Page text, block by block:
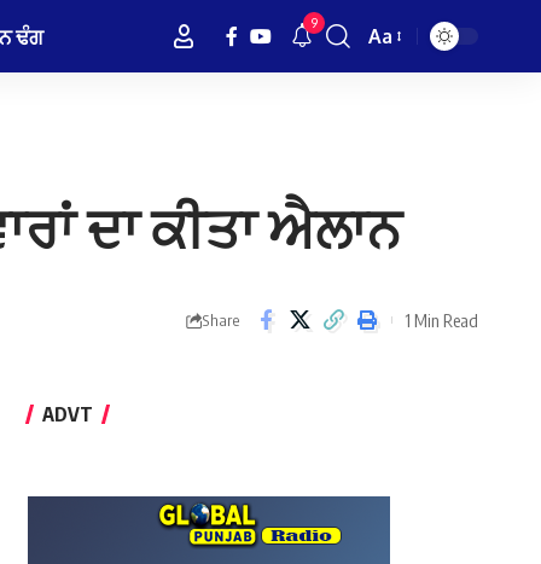
ਢੰਗ 9
Font
Aa
ਦਾ ਕੀਤਾ ਐਲਾਨ
Share 1 Min Read
ADVT